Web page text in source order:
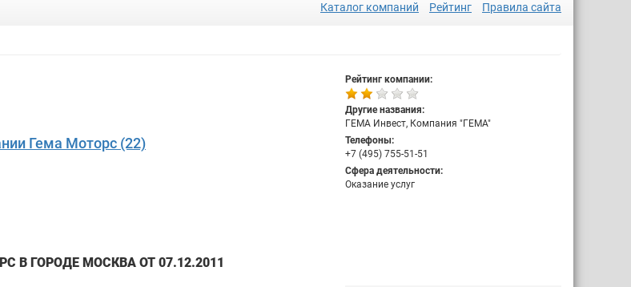
Каталог компаний Рейтинг Правила сайта
Гема Моторс (22)
Рейтинг компании:
Другие названия:
ГЕМА Инвест, Компания "ГЕМА"
Телефоны:
+7 (495) 755-51-51
Сфера деятельности:
Оказание услуг
В ГОРОДЕ МОСКВА ОТ 07.12.2011